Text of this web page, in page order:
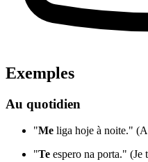
Exemples
Au quotidien
"Me liga hoje à noite."
"Te espero na porta." (Je